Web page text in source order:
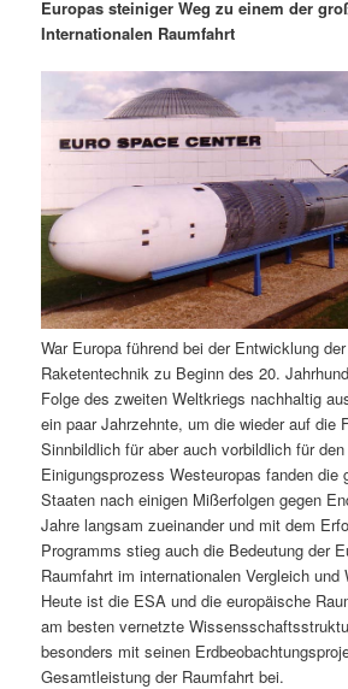
e
n
I
n
h
a
l
t
s
p
r
ä
r
e
n
I
n
h
a
l
t
s
n
a
o
n
Europas steiniger Weg zu einem der
Internationalen Raumfahrt
War Europa führend bei der Entwicklung
Raketentechnik zu Beginn des 20.
Folge des zweiten Weltkriegs nachhaltig
ein paar Jahrzehnte, um die wieder auf die
Sinnbildlich für aber auch vorbildlich für
Einigungsprozess Westeuropas fanden die
Staaten nach einigen Mißerfolgen gegen
Jahre langsam zueinander und mit dem
Programms stieg auch die Bedeutung der
Raumfahrt im internationalen Vergleich und
Heute ist die ESA und die europäische
am besten vernetzte
besonders mit seinen
Gesamtleistung der Raumfahrt bei.